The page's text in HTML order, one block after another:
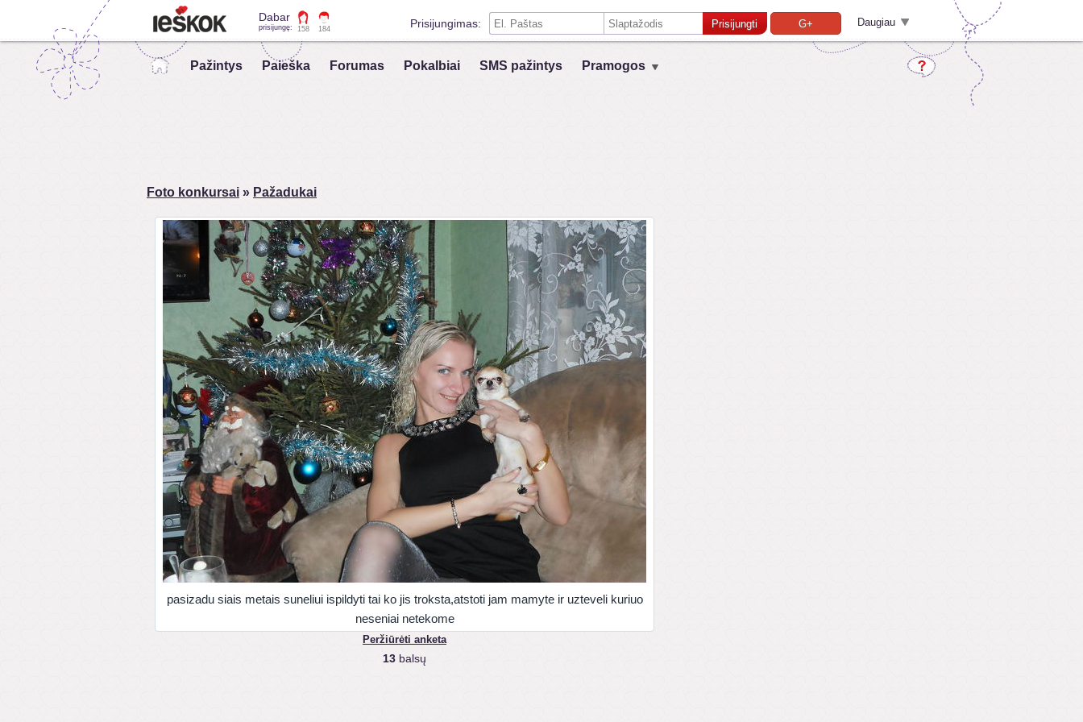
Dabar
prisijungę: 158 184 Prisijungimas: Prisijungti G+
Prisiminti mane šiame kompiuteryje
Daugiau
Pažintys Paieška Forumas Pokalbiai SMS pažintys Pramogos
Foto konkursai » Pažadukai
pasizadu siais metais suneliui ispildyti tai ko jis troksta,atstoti jam mamyte ir uzteveli kuriuo
neseniai netekome
Peržiūrėti anketa
13 balsų